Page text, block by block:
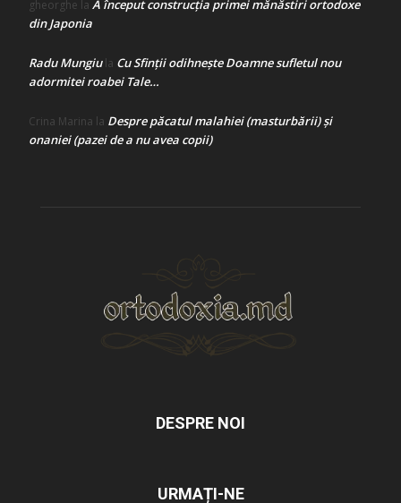
gheorghe la A început construcţia primei mănăstiri ortodoxe
din Japonia
Radu Mungiula Cu Sfinții odihnește Doamne sufletul nou
adormitei roabei Tale…
Crina Marina la Despre păcatul malahiei (masturbării) şi
onaniei (pazei de a nu avea copii)
DESPRE NOI
URMAȚI-NE